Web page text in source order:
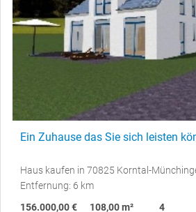
Ein Zuhause das Sie sich leisten
Haus kaufen in 70825 Korntal-
Entfernung: 6 km
156.000,00 €
108,00 m²
4